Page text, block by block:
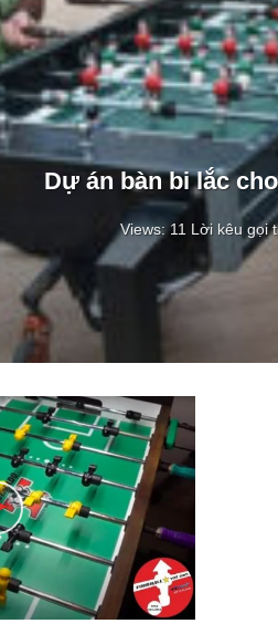
Dự án bàn bi lắc
Views: 11 Lời kêu gọi